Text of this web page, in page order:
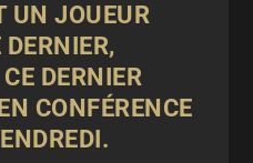
UN JOUEUR
DERNIER,
DERNIER
CONFÉRENCE